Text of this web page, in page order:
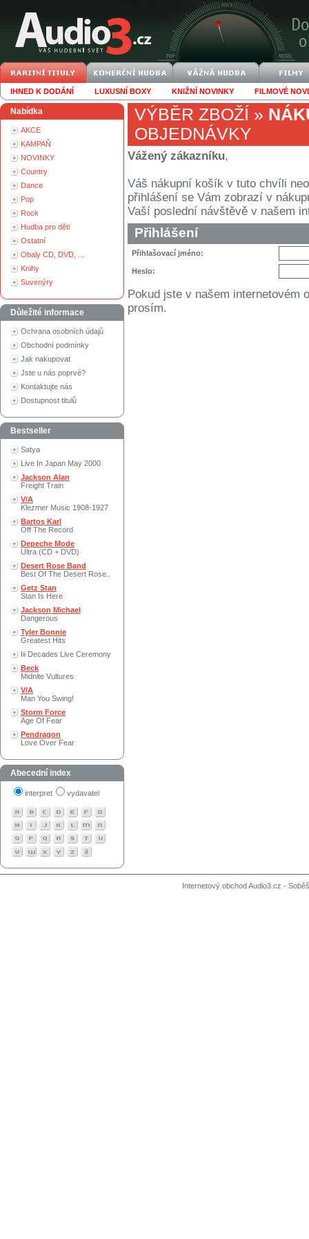
IHNED K DODÁNÍ LUXUSNÍ BOXY KNIŽNÍ NOVINKY FILMOVÉ
Nabídka
AKCE
KAMPAŇ
NOVINKY
Country
Dance
Pop
Rock
Hudba pro děti
Ostatní
Obaly CD, DVD, ...
Knihy
Suvenýry
Důležité informace
Ochrana osobních údajů
Obchodní podmínky
Jak nakupovat
Jste u nás poprvé?
Kontaktujte nás
Dostupnost titulů
Bestseller
Satya
Live In Japan May 2000
Jackson Alan
Freight Train
V/A
Klezmer Music 1908-1927
Bartos Karl
Off The Record
Depeche Mode
Ultra (CD + DVD)
Desert Rose Band
Best Of The Desert Rose..
Getz Stan
Stan Is Here
Jackson Michael
Dangerous
Tyler Bonnie
Greatest Hits
Iii Decades Live Ceremony
Beck
Midnite Vultures
V/A
Man You Swing!
Storm Force
Age Of Fear
Pendragon
Love Over Fear
Abecední index
interpret vydavatel
VÝBĚR ZBOŽÍ »
OBJEDNÁVKY
Vážený zákazníku,
Váš nákupní košík v tuto chvíli
přihlášení se Vám zobrazí v
Vaší poslední návštěvě v našem
Přihlášení
Přihlašovací jméno:
Heslo:
Pokud jste v našem internetovém
prosím.
Internetový obchod Audio3.cz -